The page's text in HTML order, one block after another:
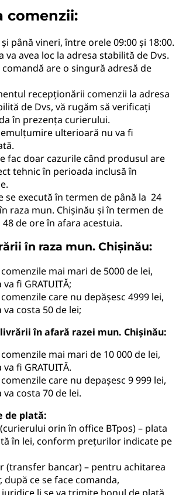
comenzii:
până vineri, între orele 09:00 și 18:00.
va avea loc la adresa stabilită de Dvs.
comandă are o singură adresă de
recepționării comenzii la adresa
de Dvs, vă rugăm să verificați
în prezența curierului.
ulterioară nu va fi
fac doar cazurile când produsul are
tehnic în perioada inclusă în
se execută în termen de până la 24
raza mun. Chișinău și în termen de
48 de ore în afara acestuia.
în raza mun. Chișinău:
mai mari de 5000 de lei,
fi GRATUITĂ;
care nu depășesc 4999 lei,
va costa 50 de lei;
în afară razei mun. Chișinău:
mai mari de 10 000 de lei,
fi GRATUITĂ.
care nu depașesc 9 999 lei,
va costa 70 de lei.
de plată:
(curierului orin în office BTpos) – plata
în lei, conform prețurilor indicate pe
r (transfer bancar) – pentru achitarea
după ce se face comanda,